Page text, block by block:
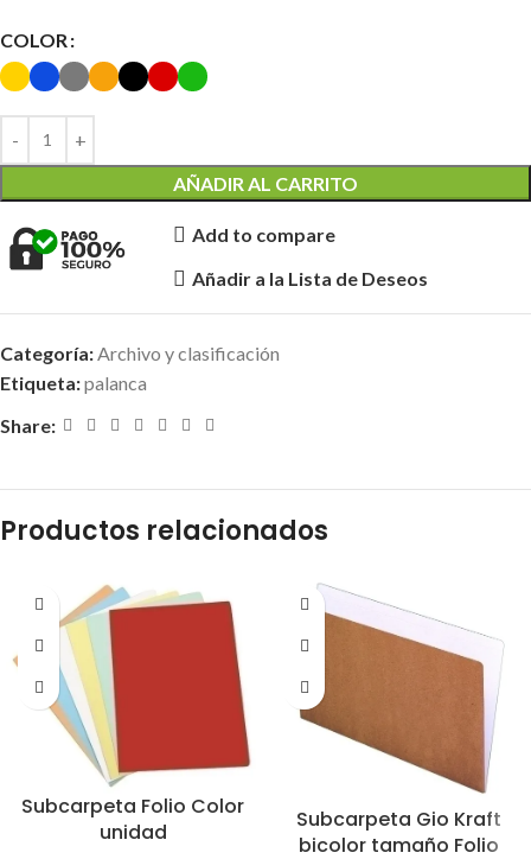
COLOR
AÑADIR AL CARRITO
Add to compare
Añadir a la Lista de Deseos
Categoría: Archivo y clasificación
Etiqueta:palanca
Share:
Productos relacionados
Subcarpeta Folio Color
unidad
Subcarpeta Gio Kraft
bicolor tamaño Folio